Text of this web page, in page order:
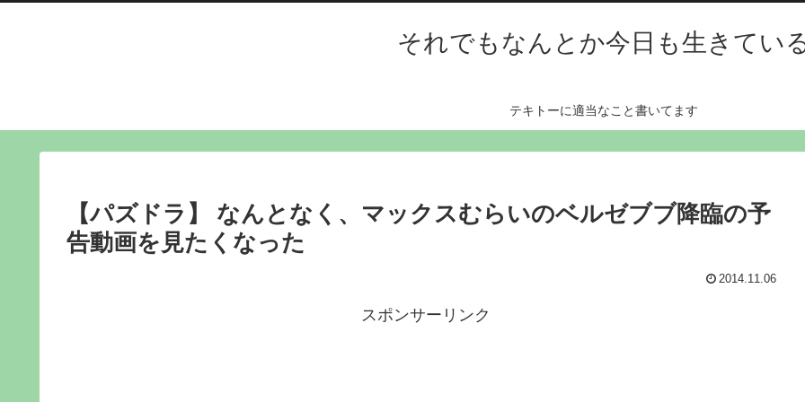
それでもなんとか今日も生きてい
テキトーに適当なこと書いてます
【パズドラ】 なんとなく、マックスむらいのベルゼブブ降臨の予
告動画を見たくなった
2014.11.06
スポンサーリンク